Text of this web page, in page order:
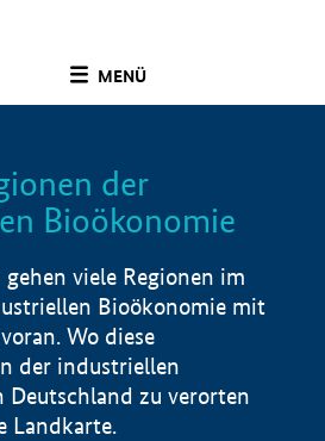
MENÜ
der
Bioökonomie
viele Regionen im
Bioökonomie mit
Wo diese
der industriellen
Deutschland zu verorten
Landkarte.